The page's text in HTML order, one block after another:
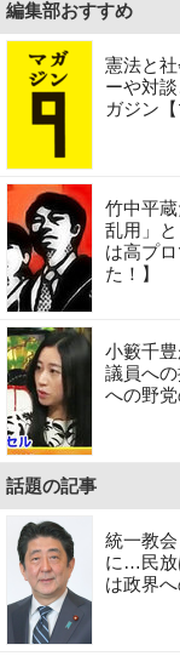
編集部おすすめ
憲法と
ーや対
ガジン
竹中平
乱用」
は高プ
た！】
小籔千
議員へ
への野
話題の記事
統一教
に…民放
は政界